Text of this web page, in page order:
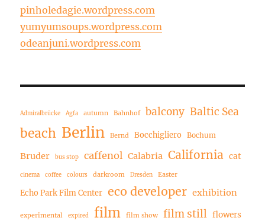
pinholedagie.wordpress.com
yumyumsoups.wordpress.com
odeanjuni.wordpress.com
Admiralbrücke Agfa autumn Bahnhof balcony Baltic Sea
beach Berlin Bernd Bocchigliero Bochum
Bruder bus stop caffenol Calabria California cat
cinema coffee colours darkroom Dresden Easter
Echo Park Film Center eco developer exhibition
experimental expired film film show film still flowers